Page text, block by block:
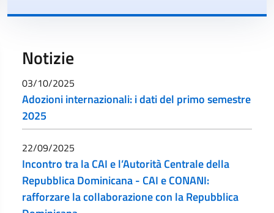
Notizie
03/10/2025
Adozioni internazionali: i dati del primo semestre
2025
22/09/2025
Incontro tra la CAI e l’Autorità Centrale della
Repubblica Dominicana - CAI e CONANI:
rafforzare la collaborazione con la Repubblica